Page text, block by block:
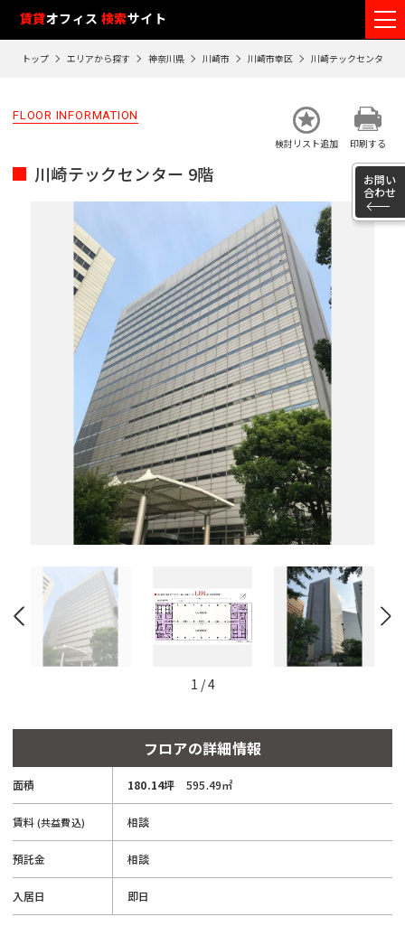
賃貸オフィス 検索サイト
トップ エリアから探す 神奈川県 川崎市 川崎市幸区 川崎テックセンター
FLOOR INFORMATION
検討リスト追加 印刷する
お問い
合わせ
川崎テックセンター 9階
フロアの詳細情報
面積 180.14坪 595.49㎡
賃料(共益費込) 相談
預託金 相談
入居日 即日
1 /4
フ
ロ
ア
覧
歴
閉じる